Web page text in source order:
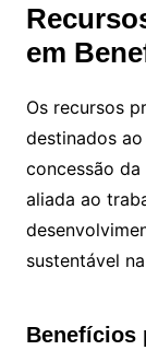
em
Os recursos
destinados
concessão da
aliada ao
sustentável
Benefícios